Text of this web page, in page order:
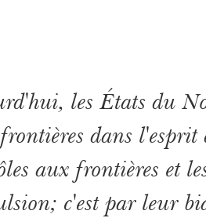
les États du
dans l'esprit
aux frontières et
c'est par leur